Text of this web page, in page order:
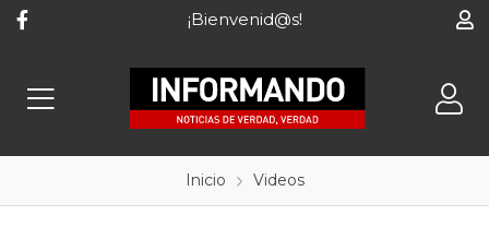
¡Bienvenid@s!
Inicio Videos